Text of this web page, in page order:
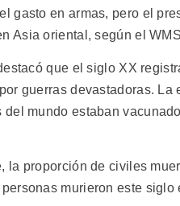
gasto en armas, pero el
Asia oriental, según el
que el siglo XX
guerras devastadoras.
del mundo estaban
la proporción de civiles
murieron este